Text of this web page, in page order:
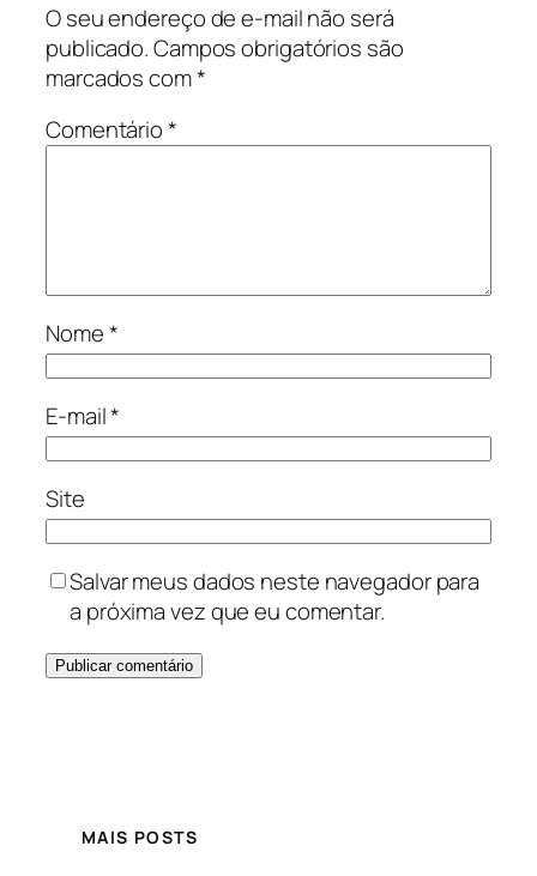
O seu endereço de e-mail não será
publicado.Campos obrigatórios são
marcados com*
Comentário*
Nome*
E-mail*
Site
Salvar meus dados neste navegador para
a próxima vez que eu comentar.
MAIS POSTS